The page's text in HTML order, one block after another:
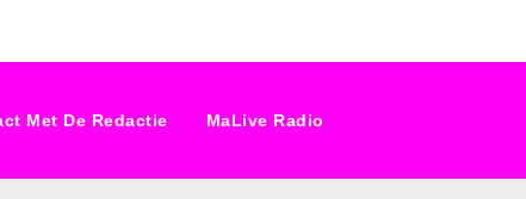
Met De Redactie MaLive Radio